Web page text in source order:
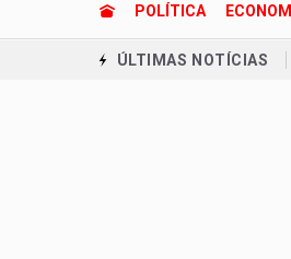
POLÍTICA
ÚLTIMAS NOTÍCIAS